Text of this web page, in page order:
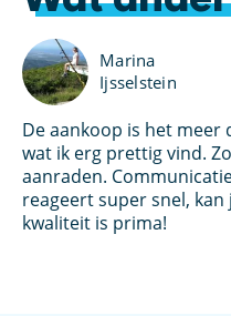
Marina
Ijsselstein
De aankoop is het meer
wat ik erg prettig vind.
aanraden.
reageert super snel,
kwaliteit is prima!